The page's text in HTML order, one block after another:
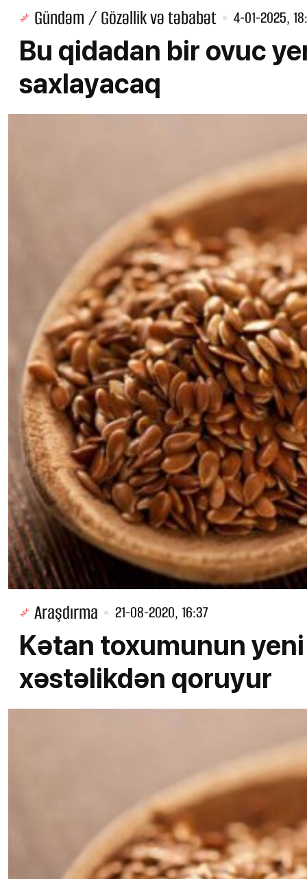
Gündəm / Gözəllik və təbabət 4-01-2025,
Bu qidadan bir ovuc
saxlayacaq
Araşdırma 21-08-2020, 16:37
Kətan toxumunun yeni
xəstəlikdən qoruyur